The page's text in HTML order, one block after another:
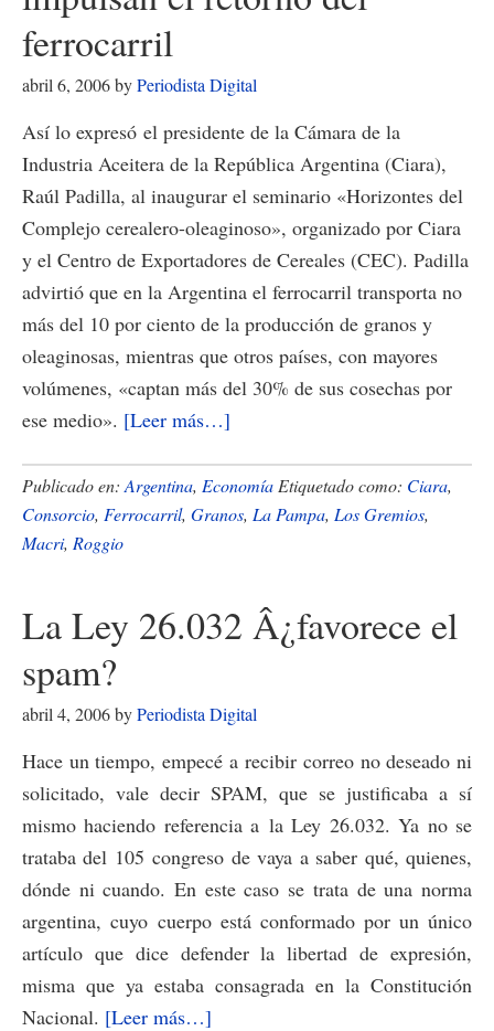
delitos
informÃ¡ticos
ferrocarril
abril 6, 2006byPeriodista Digital
Así lo expresó el presidente de la Cámara de la
Industria Aceitera de la República Argentina (Ciara),
Raúl Padilla, al inaugurar el seminario «Horizontes del
Complejo cerealero-oleaginoso», organizado por Ciara
y el Centro de Exportadores de Cereales (CEC). Padilla
advirtió que en la Argentina el ferrocarril transporta no
más del 10 por ciento de la producción de granos y
oleaginosas, mientras que otros países, con mayores
volúmenes, «captan más del 30% de sus cosechas por
ese medio». [Leer más…]
Exportadores
de
el
retorno
ferrocarril
Publicado en: Argentina, Economía Etiquetado como: Ciara,
Consorcio, Ferrocarril, Granos, La Pampa, Los Gremios,
Macri, Roggio
La Ley 26.032 Â¿favorece el
spam?
abril 4, 2006byPeriodista Digital
Hace un tiempo, empecé a recibir correo no deseado ni
solicitado, vale decir SPAM, que se justificaba a sí
mismo haciendo referencia a la Ley 26.032. Ya no se
trataba del 105 congreso de vaya a saber qué, quienes,
dónde ni cuando. En este caso se trata de una norma
argentina, cuyo cuerpo está conformado por un único
artículo que dice defender la libertad de expresión,
misma que ya estaba consagrada en la Constitución
Nacional. [Leer más…]